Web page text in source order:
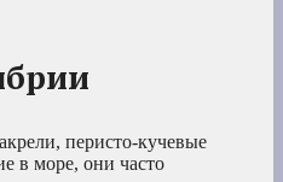
перисто-кучевые
в море, они часто